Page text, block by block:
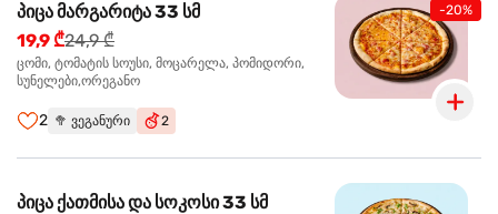
-20%
პიცა მარგარიტა 33 სმ
19,9 ₾24,9 ₾
ცომი, ტომატის სოუსი, მოცარელა, პომიდორი,
სუნელები,ორეგანო
2 🥦 ვეგანური 2
პიცა ქათმისა და სოკოსი 33 სმ